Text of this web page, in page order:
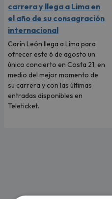
carrera y llega a Lima en
el año de su consagración
internacional
Carín León llega a Lima para
ofrecer este 6 de agosto un
único concierto en Costa 21, en
medio del mejor momento de
su carrera y con las últimas
entradas disponibles en
Teleticket.